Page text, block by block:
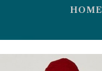
HOME